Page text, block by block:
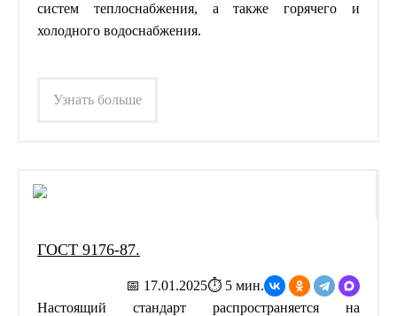
систем теплоснабжения, а также горячего и
холодного водоснабжения.
Узнать больше
ГОСТ 9176-87.
📅 17.01.2025⏱ 5 мин.
Настоящий стандарт распространяется на